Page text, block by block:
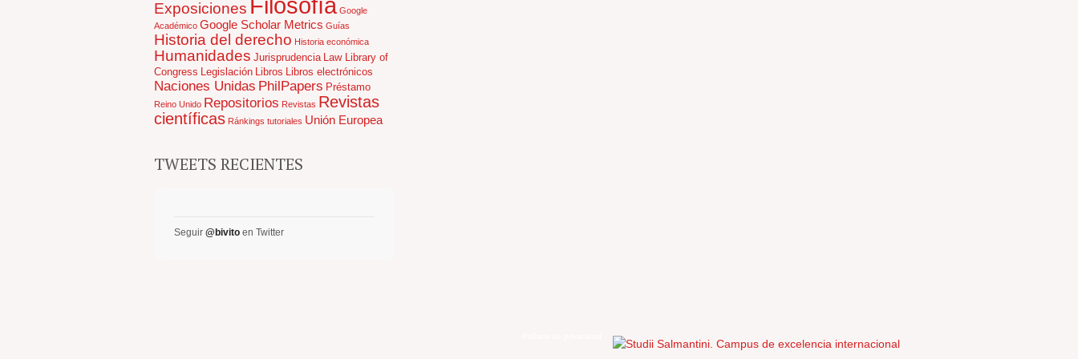
Exposiciones Filosofía Google
Académico Google Scholar Metrics Guías
Historia del derecho Historia económica
Humanidades Jurisprudencia Law Library of
Congress Legislación Libros Libros electrónicos
Naciones Unidas PhilPapers Préstamo
Reino Unido Repositorios Revistas Revistas
científicas Ránkings tutoriales Unión Europea
TWEETS RECIENTES
Seguir @bivito en Twitter